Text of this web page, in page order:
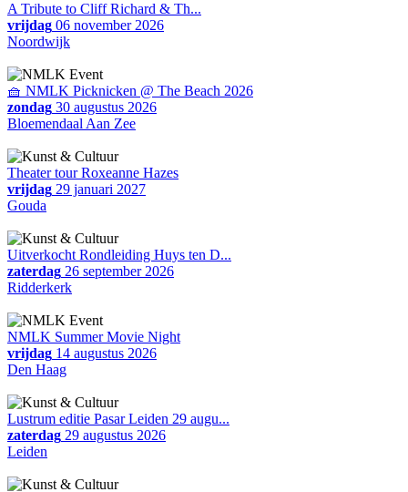
A Tribute to Cliff Richard & Th...
vrijdag 06 november 2026
Noordwijk
🧺 NMLK Picknicken @ The Beach 2026
zondag 30 augustus 2026
Bloemendaal Aan Zee
Theater tour Roxeanne Hazes
vrijdag 29 januari 2027
Gouda
Uitverkocht Rondleiding Huys ten D...
zaterdag 26 september 2026
Ridderkerk
NMLK Summer Movie Night
vrijdag 14 augustus 2026
Den Haag
Lustrum editie Pasar Leiden 29 augu...
zaterdag 29 augustus 2026
Leiden